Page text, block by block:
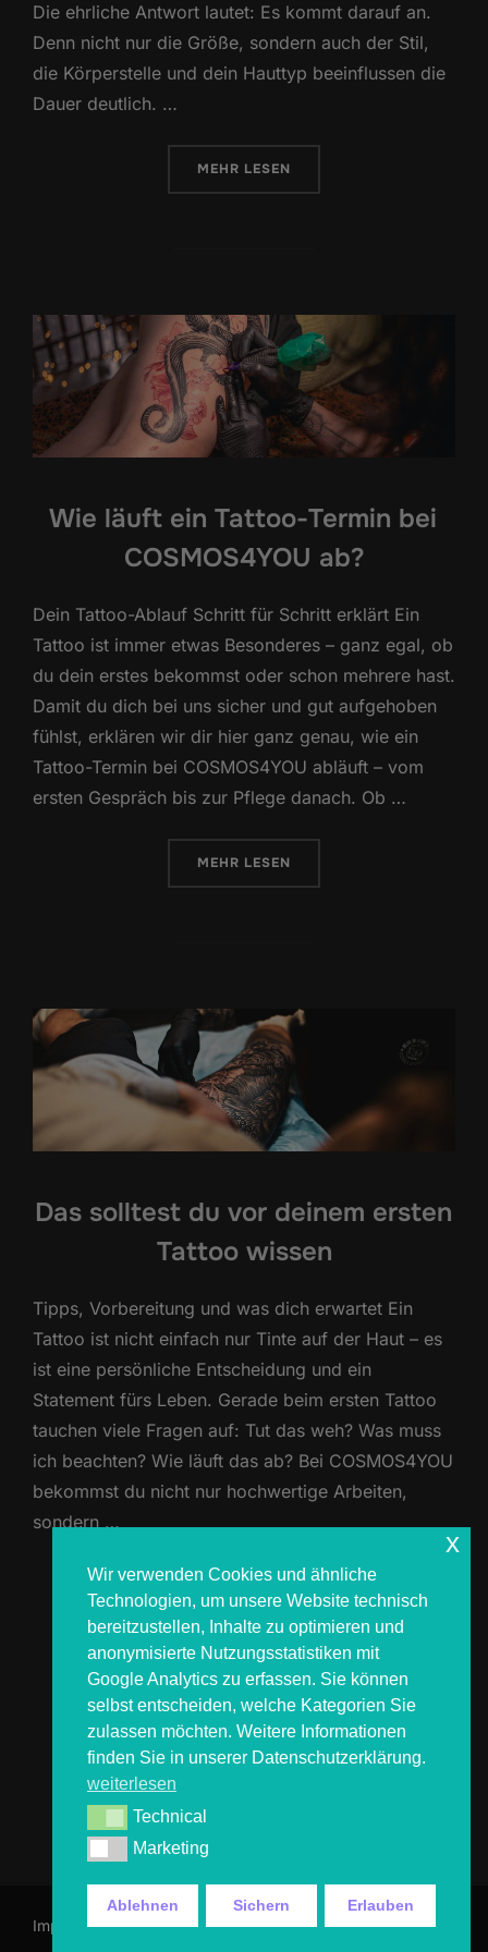
Die ehrliche Antwort lautet: Es kommt darauf an.
Denn nicht nur die Größe, sondern auch der Stil,
die Körperstelle und dein Hauttyp beeinflussen die
Dauer deutlich. …
MEHR ÜBER „WIE LANGE DAUERT EIN
LESEN
Wie läuft ein Tattoo-Termin bei
COSMOS4YOU ab?
Dein Tattoo-Ablauf Schritt für Schritt erklärt Ein
Tattoo ist immer etwas Besonderes – ganz egal, ob
du dein erstes bekommst oder schon mehrere hast.
Damit du dich bei uns sicher und gut aufgehoben
fühlst, erklären wir dir hier ganz genau, wie ein
Tattoo-Termin bei COSMOS4YOU abläuft – vom
ersten Gespräch bis zur Pflege danach. Ob …
MEHR ÜBER „WIE LÄUFT EIN TATTOO-
LESEN
Das solltest du vor deinem ersten
Tattoo wissen
Tipps, Vorbereitung und was dich erwartet Ein
Tattoo ist nicht einfach nur Tinte auf der Haut – es
ist eine persönliche Entscheidung und ein
Statement fürs Leben. Gerade beim ersten Tattoo
tauchen viele Fragen auf: Tut das weh? Was muss
ich beachten? Wie läuft das ab? Bei COSMOS4YOU
bekommst du nicht nur hochwertige Arbeiten,
sondern …
ÜBER „DAS SOLLTEST DU VOR
Seitennummerierung
Beiträge
1
Impressum & Datenschutz
Wir verwenden Cookies und ähnliche
Technologien, um unsere Website technisch
bereitzustellen, Inhalte zu optimieren und
anonymisierte Nutzungsstatistiken mit
Google Analytics zu erfassen. Sie können
selbst entscheiden, welche Kategorien Sie
zulassen möchten. Weitere Informationen
finden Sie in unserer Datenschutzerklärung.
weiterlesen
TechnicalTechnical
MarketingMarketing
Ablehnen Sichern Erlauben
x